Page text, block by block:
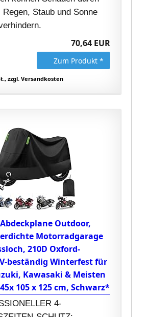
Regen, Staub und Sonne
70,64 EUR
Zum Produkt *
zzgl. Versandkosten
Outdoor,
Motorradgarage
210D Oxford-
beständig Winterfest für
Kawasaki & Meisten
105 x 125 cm, Schwarz*
4-